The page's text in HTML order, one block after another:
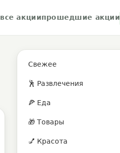
все акциипрошедшие акции
Свежее
🕺 Развлечения
🍕 Еда
🎁 Товары
💅 Красота